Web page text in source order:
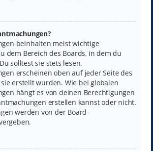
beinhalten meist wichtige
dem Bereich des Boards, in dem du
solltest sie stets lesen.
erscheinen oben auf jeder Seite des
erstellt wurden. Wie bei globalen
hängt es von deinen Berechtigungen
erstellen kannst oder nicht.
werden von der Board-